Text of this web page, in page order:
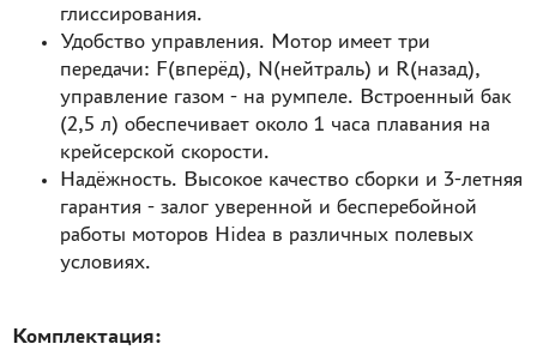
глиссирования.
Удобство управления. Мотор имеет три
передачи: F(вперёд), N(нейтраль) и R(назад),
управление газом - на румпеле. Встроенный бак
(2,5 л) обеспечивает около 1 часа плавания на
крейсерской скорости.
Надёжность. Высокое качество сборки и 3-летняя
гарантия - залог уверенной и бесперебойной
работы моторов Hidea в различных полевых
условиях.
Комплектация: